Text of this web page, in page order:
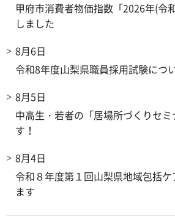
甲府市消費者物価指数「2026年(令
しました
8月6日
令和8年度山梨県職員採用試験につ
8月5日
中高生・若者の「居場所づくりセ
す！
8月4日
令和８年度第１回山梨県地域包括
ます